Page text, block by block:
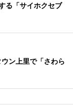
る「サイホクセブ
ン上里で「さわら